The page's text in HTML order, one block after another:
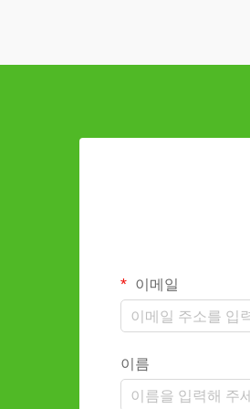
이메일
이름